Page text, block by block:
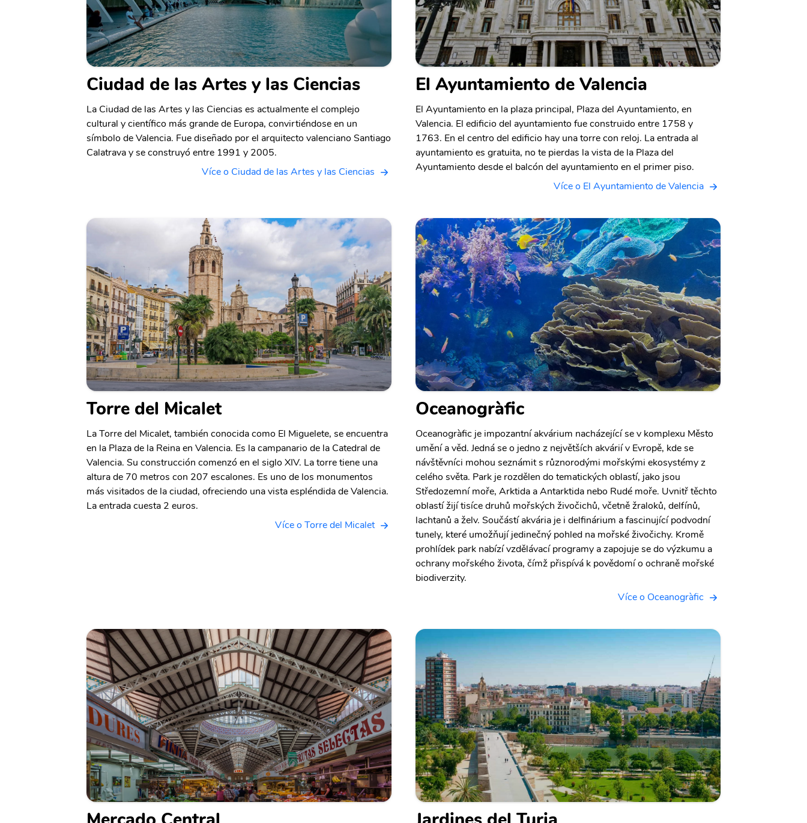
Ciudad de las Artes y las Ciencias
La Ciudad de las Artes y las Ciencias es actualmente el complejo
cultural y científico más grande de Europa, convirtiéndose en un
símbolo de Valencia. Fue diseñado por el arquitecto valenciano Santiago
Calatrava y se construyó entre 1991 y 2005.
Více o Ciudad de las Artes y las Ciencias
El Ayuntamiento de Valencia
El Ayuntamiento en la plaza principal, Plaza del Ayuntamiento, en
Valencia. El edificio del ayuntamiento fue construido entre 1758 y
1763. En el centro del edificio hay una torre con reloj. La entrada al
ayuntamiento es gratuita, no te pierdas la vista de la Plaza del
Ayuntamiento desde el balcón del ayuntamiento en el primer piso.
Více o El Ayuntamiento de Valencia
Torre del Micalet
La Torre del Micalet, también conocida como El Miguelete, se encuentra
en la Plaza de la Reina en Valencia. Es la campanario de la Catedral de
Valencia. Su construcción comenzó en el siglo XIV. La torre tiene una
altura de 70 metros con 207 escalones. Es uno de los monumentos
más visitados de la ciudad, ofreciendo una vista espléndida de Valencia.
La entrada cuesta 2 euros.
Více o Torre del Micalet
Oceanogràfic
Oceanogràfic je impozantní akvárium nacházející se v komplexu Město
umění a věd. Jedná se o jedno z největších akvárií v Evropě, kde se
návštěvníci mohou seznámit s různorodými mořskými ekosystémy z
celého světa. Park je rozdělen do tematických oblastí, jako jsou
Středozemní moře, Arktida a Antarktida nebo Rudé moře. Uvnitř těchto
oblastí žijí tisíce druhů mořských živočichů, včetně žraloků, delfínů,
lachtanů a želv. Součástí akvária je i delfinárium a fascinující podvodní
tunely, které umožňují jedinečný pohled na mořské živočichy. Kromě
prohlídek park nabízí vzdělávací programy a zapojuje se do výzkumu a
ochrany mořského života, čímž přispívá k povědomí o ochraně mořské
biodiverzity.
Více o Oceanogràfic